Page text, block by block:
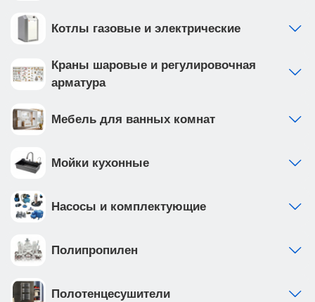
Котлы газовые и электрические
Краны шаровые и регулировочная
арматура
Мебель для ванных комнат
Мойки кухонные
Насосы и комплектующие
Полипропилен
Полотенцесушители